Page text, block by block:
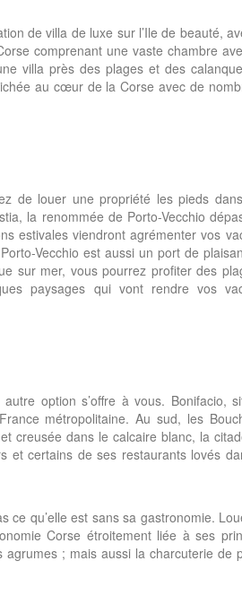
de villa de luxe sur l’Ile de beauté,
comprenant une vaste chambre
villa près des plages et des
au cœur de la Corse avec de
de louer une propriété les pieds dans
la renommée de Porto-Vecchio
estivales viendront agrémenter vos
Vecchio est aussi un port de
sur mer, vous pourrez profiter des
paysages qui vont rendre vos
option s’offre à vous. Bonifacio,
métropolitaine. Au sud, les
creusée dans le calcaire blanc, la
et certains de ses restaurants lovés
qu’elle est sans sa gastronomie.
Corse étroitement liée à ses
; mais aussi la charcuterie de